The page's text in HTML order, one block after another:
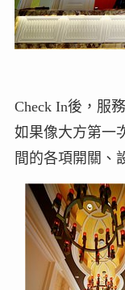
Check In後，服
如果像大方第一
間的各項開關、